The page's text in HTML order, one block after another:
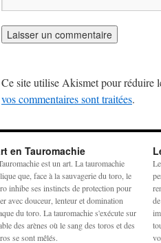
Ce site utilise Akismet pour réduire
vos commentaires sont traitées.
en Tauromachie
est un art. La tauromachie
que, face à la sauvagerie du toro, le
inhibe ses instincts de protection pour
avec douceur, lenteur et domination
du toro. La tauromachie s'exécute sur
des arènes où le sang des toros et des
se sont mêlés.